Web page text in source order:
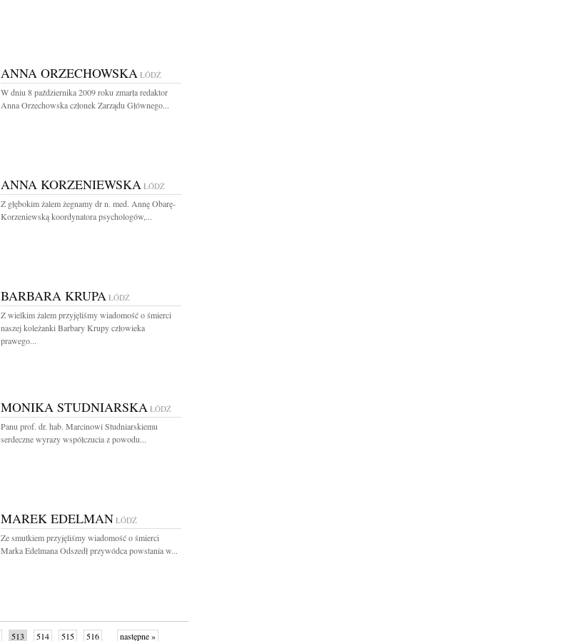
ANNA ORZECHOWSKA ŁÓDŹ
W dniu 8 października 2009 roku zmarła redaktor
Anna Orzechowska członek Zarządu Głównego...
ANNA KORZENIEWSKA ŁÓDŹ
Z głębokim żalem żegnamy dr n. med. Annę Obarę-
Korzeniewską koordynatora psychologów,...
BARBARA KRUPA ŁÓDŹ
Z wielkim żalem przyjęliśmy wiadomość o śmierci
naszej koleżanki Barbary Krupy człowieka
prawego...
MONIKA STUDNIARSKA ŁÓDŹ
Panu prof. dr. hab. Marcinowi Studniarskiemu
serdeczne wyrazy współczucia z powodu...
MAREK EDELMAN ŁÓDŹ
Ze smutkiem przyjęliśmy wiadomość o śmierci
Marka Edelmana Odszedł przywódca powstania w...
513 514 515 516 następne »